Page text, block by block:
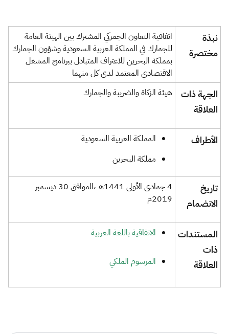
الإقرار الضريبي
التصرفات العقارية
نبذة
مختصرة​
اتفاقية التعاون الجمركي المشترك بين الهيئة العامة
للجمارك في المملكة العربية السعودية وشؤون الجمارك
بمملكة البحرين للاعتراف المتبادل ببرنامج المشغل
الاقتصادي المعتمد لدى كل منهما
​الجهة ذات
العلاقة
​هيئة الزكاة والضريبة والجمارك
​الأطراف
​المملكة العربية السعودية
مملكة البحرين​​​
​تاريخ
الانضمام
​4 جمادى الأولى 1441هـ ،الموافق 30 ديسمبر
2019م
​المستندات
ذات
العلاقة​
​الاتفاقية باللغة العربية
المرسوم الملكي​​​​